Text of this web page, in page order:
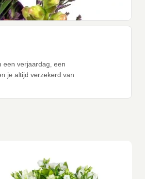
een verjaardag, een
je altijd verzekerd van